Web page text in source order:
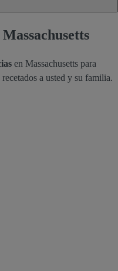
en Massachusetts para
a usted y su familia.